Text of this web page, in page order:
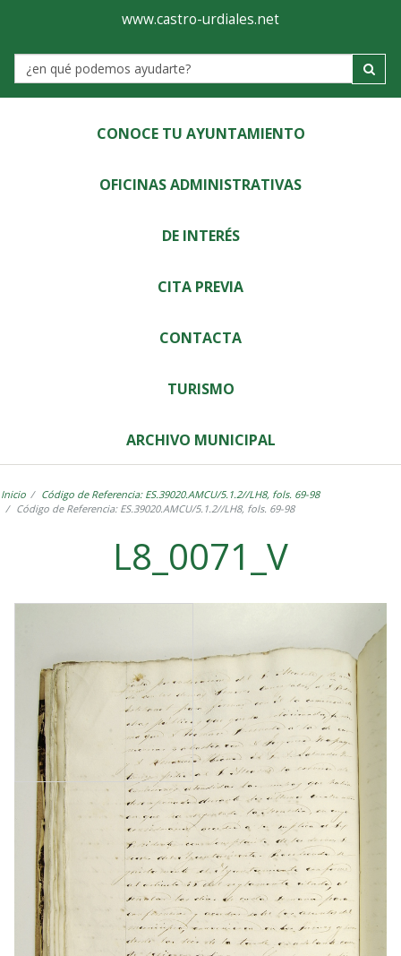
Ayuntamiento
de
Castro-
Urdiales
www.castro-urdiales.net
Label
CONOCE TU AYUNTAMIENTO
OFICINAS ADMINISTRATIVAS
DE INTERÉS
CITA PREVIA
CONTACTA
TURISMO
ARCHIVO MUNICIPAL
Inicio
Código de Referencia: ES.39020.AMCU/5.1.2//LH8, fols. 69-98
Código de Referencia: ES.39020.AMCU/5.1.2//LH8, fols. 69-98
L8_0071_V